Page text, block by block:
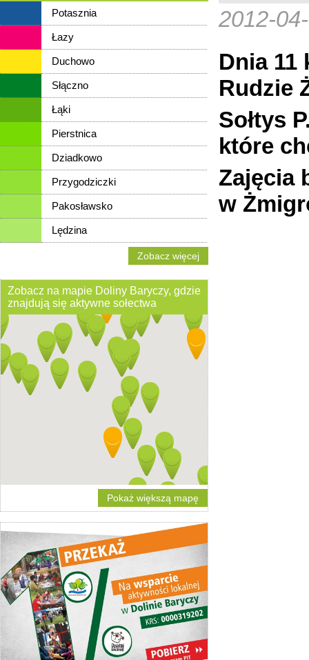
Potasznia
Łazy
Duchowo
Słączno
Łąki
Pierstnica
Dziadkowo
Przygodziczki
Pakosławsko
Lędzina
Zobacz więcej
Zobacz na mapie Doliny Baryczy, gdzie
znajdują się aktywne sołectwa
Pokaż większą mapę
2012-
Dnia
Rudzie
Sołtys
które
Zajęcia
w